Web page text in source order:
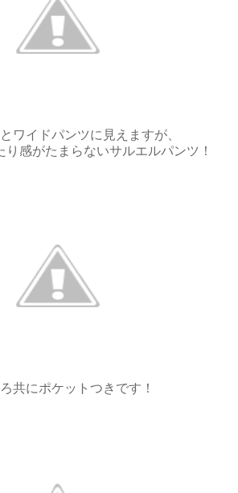
ワイドパンツに見えますが、
り感がたまらないサルエルパンツ！
共にポケットつきです！